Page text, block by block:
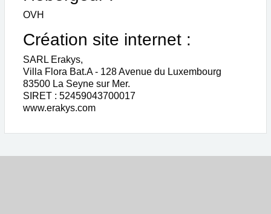
OVH
Création site internet :
SARL Erakys,
Villa Flora Bat.A - 128 Avenue du Luxembourg
83500 La Seyne sur Mer.
SIRET : 52459043700017
www.erakys.com